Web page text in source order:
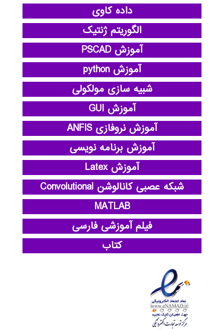
داده کاوی
الگوریتم ژنتیک
آموزش PSCAD
آموزش python
شبیه سازی مولکولی
آموزش GUI
آموزش نروفازی ANFIS
آموزش برنامه نویسی
آموزش Latex
شبکه عصبی کانالوشن Convolutional
MATLAB
فیلم آموزشی فارسی
کتاب